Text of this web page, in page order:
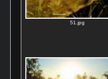
51.jpg